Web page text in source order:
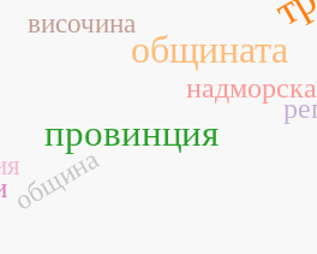
общината
провинция
надморска
височина
община